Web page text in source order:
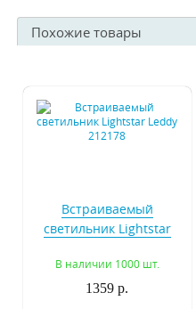
Похожие товары
Встраиваемый
светильник Lightstar
В наличии 1000 шт.
1359 р.